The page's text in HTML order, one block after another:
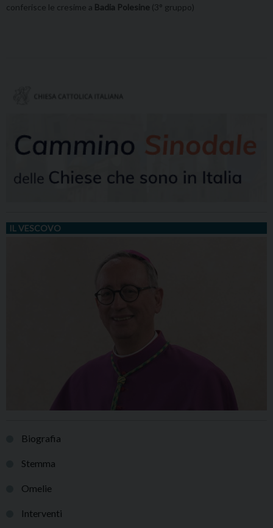
conferisce le cresime a Badia Polesine (3° gruppo)
IL VESCOVO
Biografia
Stemma
Omelie
Interventi